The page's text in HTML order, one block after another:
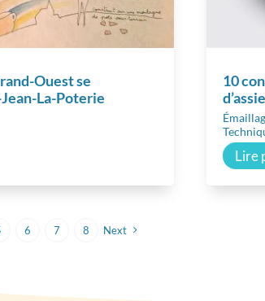
Ouest se
La-Poterie
10
Lire
6 7 8 Next